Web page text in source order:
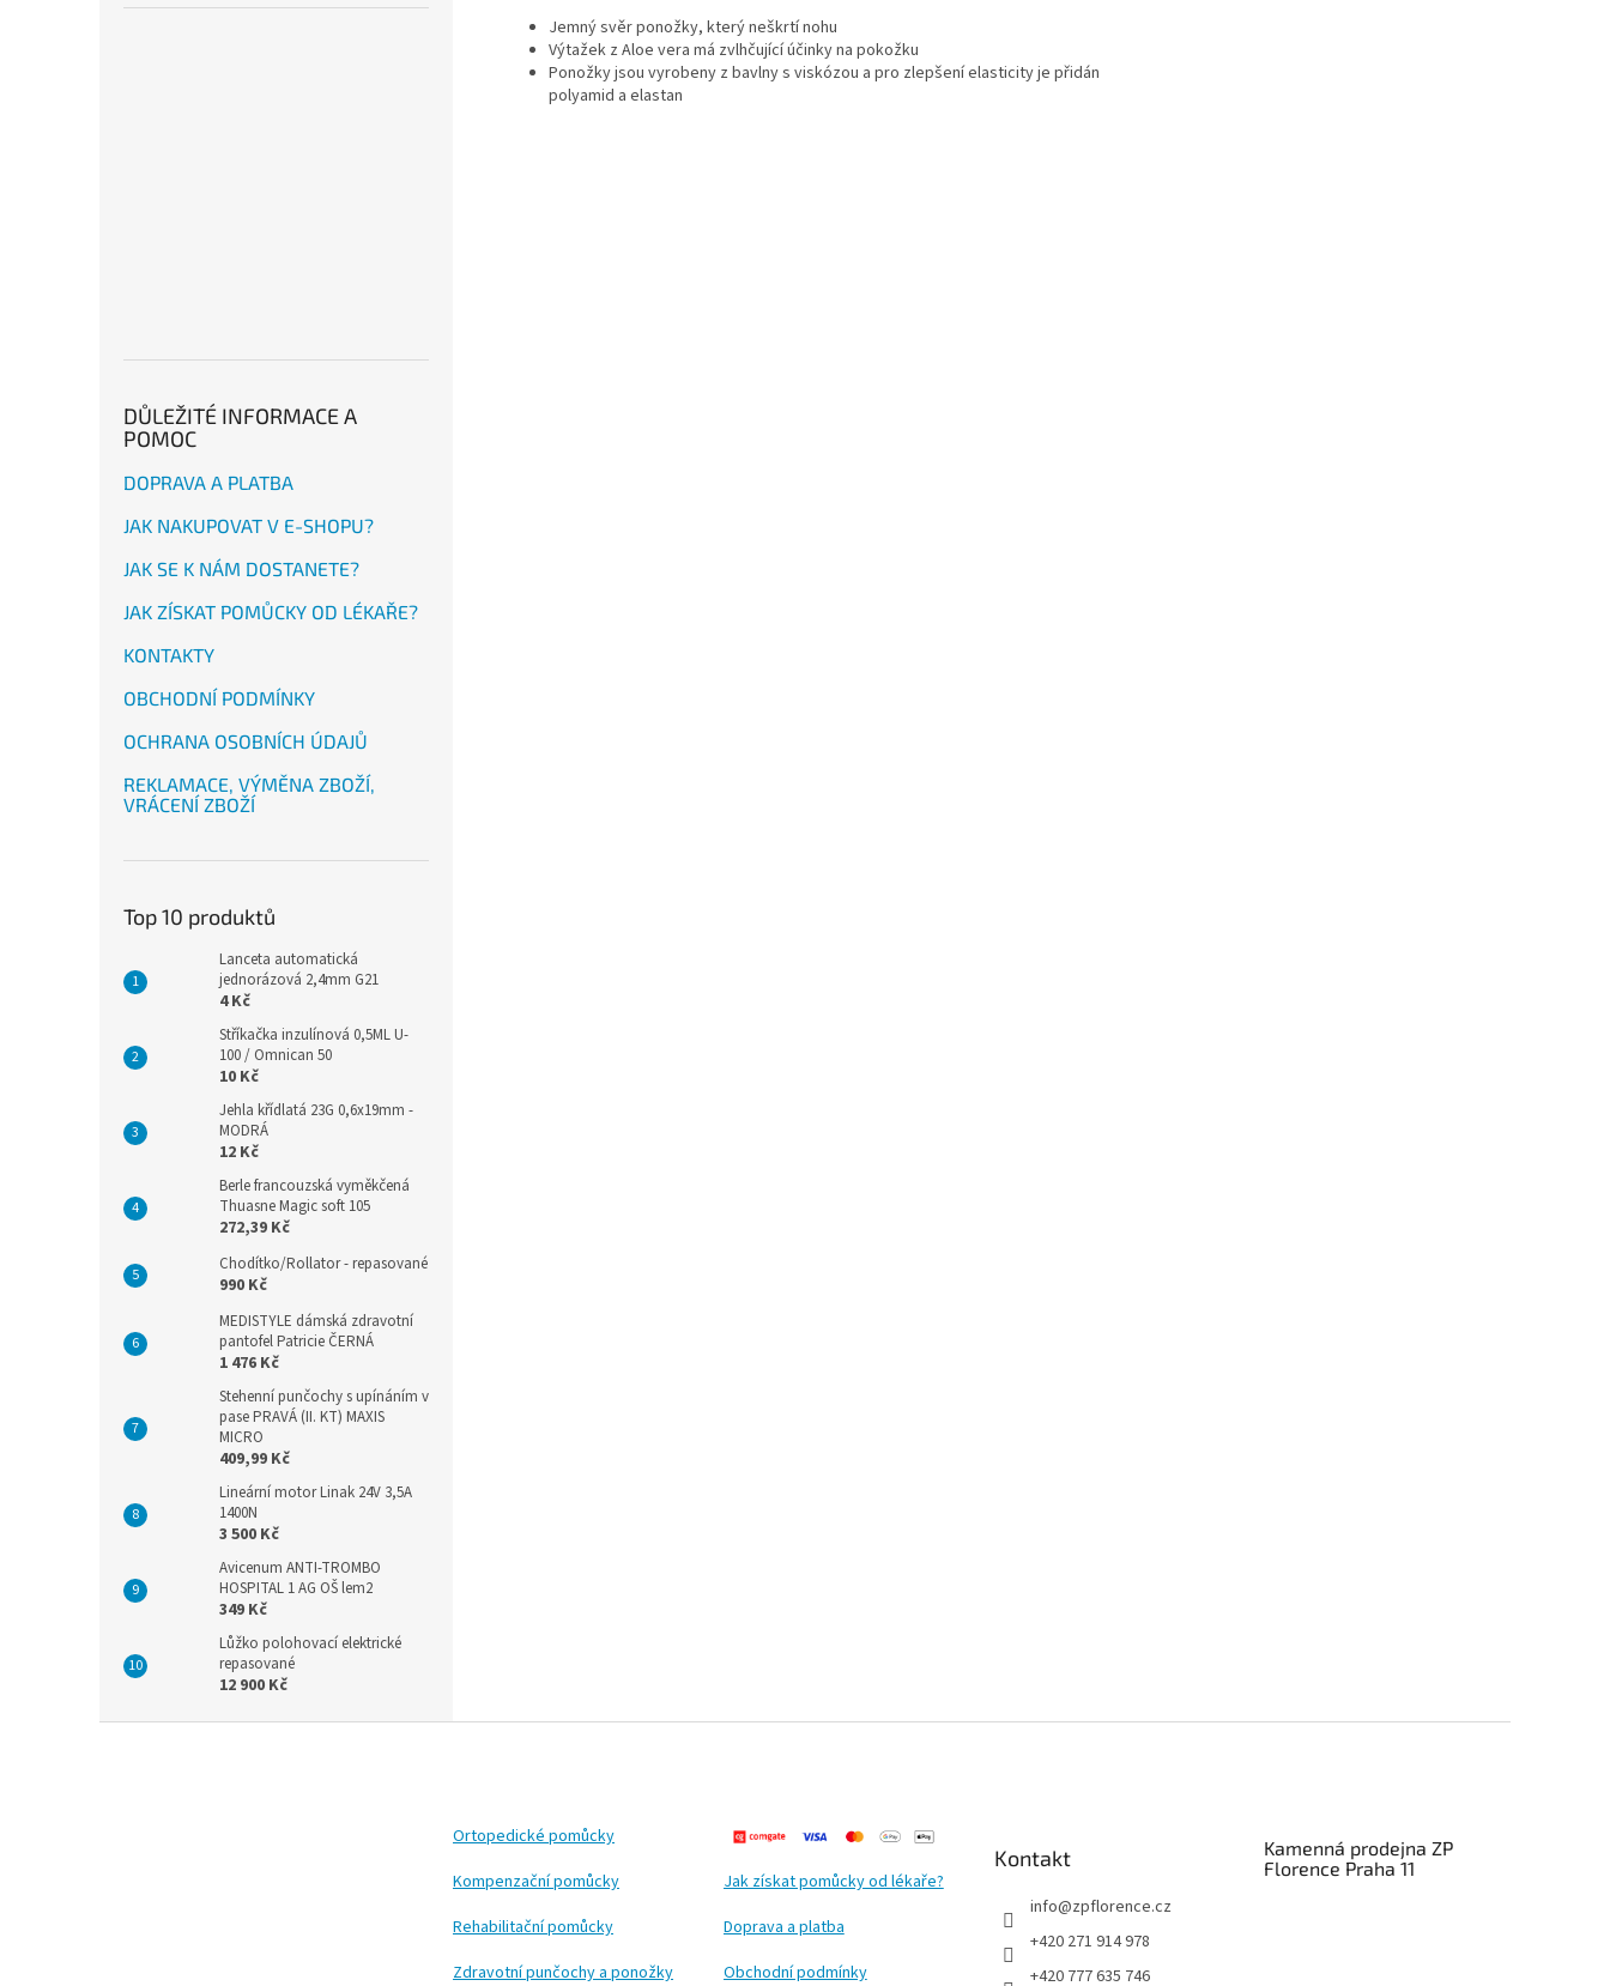
DŮLEŽITÉ INFORMACE A
POMOC
DOPRAVA A PLATBA
JAK NAKUPOVAT V E-SHOPU?
JAK SE K NÁM DOSTANETE?
JAK ZÍSKAT POMŮCKY OD LÉKAŘE?
KONTAKTY
OBCHODNÍ PODMÍNKY
OCHRANA OSOBNÍCH ÚDAJŮ
REKLAMACE, VÝMĚNA ZBOŽÍ,
VRÁCENÍ ZBOŽÍ
Top 10 produktů
Lanceta automatická
jednorázová 2,4mm G21
4 Kč
Stříkačka inzulínová 0,5ML U-
100 / Omnican 50
10 Kč
Jehla křídlatá 23G 0,6x19mm -
MODRÁ
12 Kč
Berle francouzská vyměkčená
Thuasne Magic soft 105
272,39 Kč
Chodítko/Rollator - repasované
990 Kč
MEDISTYLE dámská zdravotní
pantofel Patricie ČERNÁ
1 476 Kč
Stehenní punčochy s upínáním v
pase PRAVÁ (II. KT) MAXIS
MICRO
409,99 Kč
Lineární motor Linak 24V 3,5A
1400N
3 500 Kč
Avicenum ANTI-TROMBO
HOSPITAL 1 AG OŠ lem2
349 Kč
Lůžko polohovací elektrické
repasované
12 900 Kč
Jemný svěr ponožky, který neškrtí nohu
Výtažek z Aloe vera má zvlhčující účinky na pokožku
Ponožky jsou vyrobeny z bavlny s viskózou a pro zlepšení elasticity je přidán
polyamid a elastan
Ortopedické pomůcky
Kompenzační pomůcky
Rehabilitační pomůcky
Zdravotní punčochy a ponožky
Jak získat pomůcky od lékaře?
Doprava a platba
Obchodní podmínky
Kontakt
info@zpflorence.cz
+420 271 914 978
+420 777 635 746
Kamenná prodejna ZP
Florence Praha 11